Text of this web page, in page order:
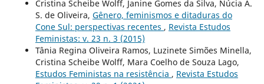
Cristina Scheibe Wolff, Janine Gomes da Silva, Núcia A.
S. de Oliveira, Gênero, feminismos e ditaduras do
Cone Sul: perspectivas recentes , Revista Estudos
Feministas: v. 23 n. 3 (2015)
Tânia Regina Oliveira Ramos, Luzinete Simões Minella,
Cristina Scheibe Wolff, Mara Coelho de Souza Lago,
Estudos Feministas na resistência , Revista Estudos